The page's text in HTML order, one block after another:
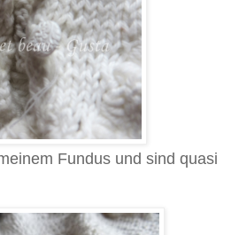
Fundus und sind quasi